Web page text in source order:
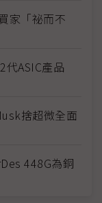
家「祕而不
ASIC產品
捨超微全面
448G為銅